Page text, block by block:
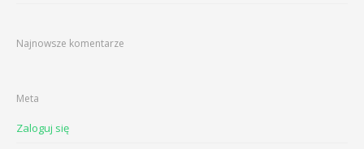
Najnowsze komentarze
Meta
Zaloguj się